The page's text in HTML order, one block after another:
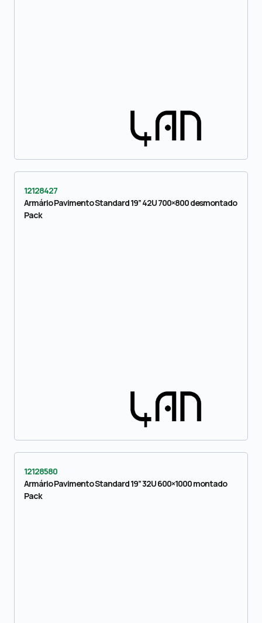
12128427
Armário Pavimento Standard 19” 42U 700×800 desmontado
Pack
12128580
Armário Pavimento Standard 19” 32U 600×1000 montado
Pack